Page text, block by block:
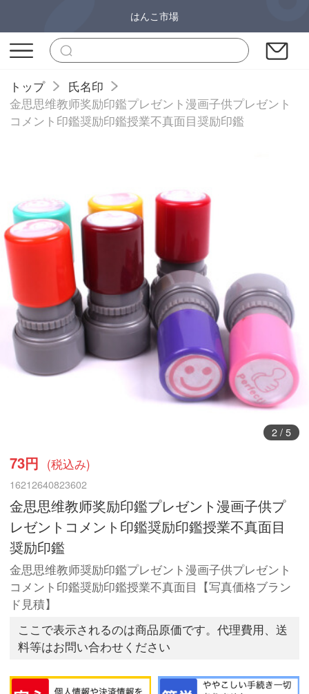
はんこ市場
トップ
氏名印
金思思维教师奖励印鑑プレゼント漫画子供プレゼント
コメント印鑑奨励印鑑授業不真面目奨励印鑑
3/ 5
73円 (税込み)
16212640823602
金思思维教师奖励印鑑プレゼント漫画子供プ
レゼントコメント印鑑奨励印鑑授業不真面目
奨励印鑑
金思思维教师奨励印鑑プレゼント漫画子供プレゼント
コメント印鑑奨励印鑑授業不真面目【写真価格ブラン
ド見積】
ここで表示されるのは商品原価です。代理費用、送
料等はお問い合わせください